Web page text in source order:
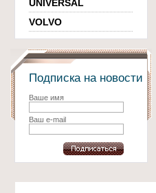
UNIVERSAL
VOLVO
Подписка на новости
Ваше имя
Ваш e-mail